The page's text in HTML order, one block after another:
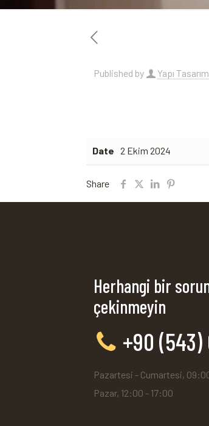
Published by Yapı
Date 2 Ekim 2024
Share
Herhangi bir
çekinmeyin
+90 (543)
Pazartesi - Cumartesi,
Pazar, 12:00 - 17:00